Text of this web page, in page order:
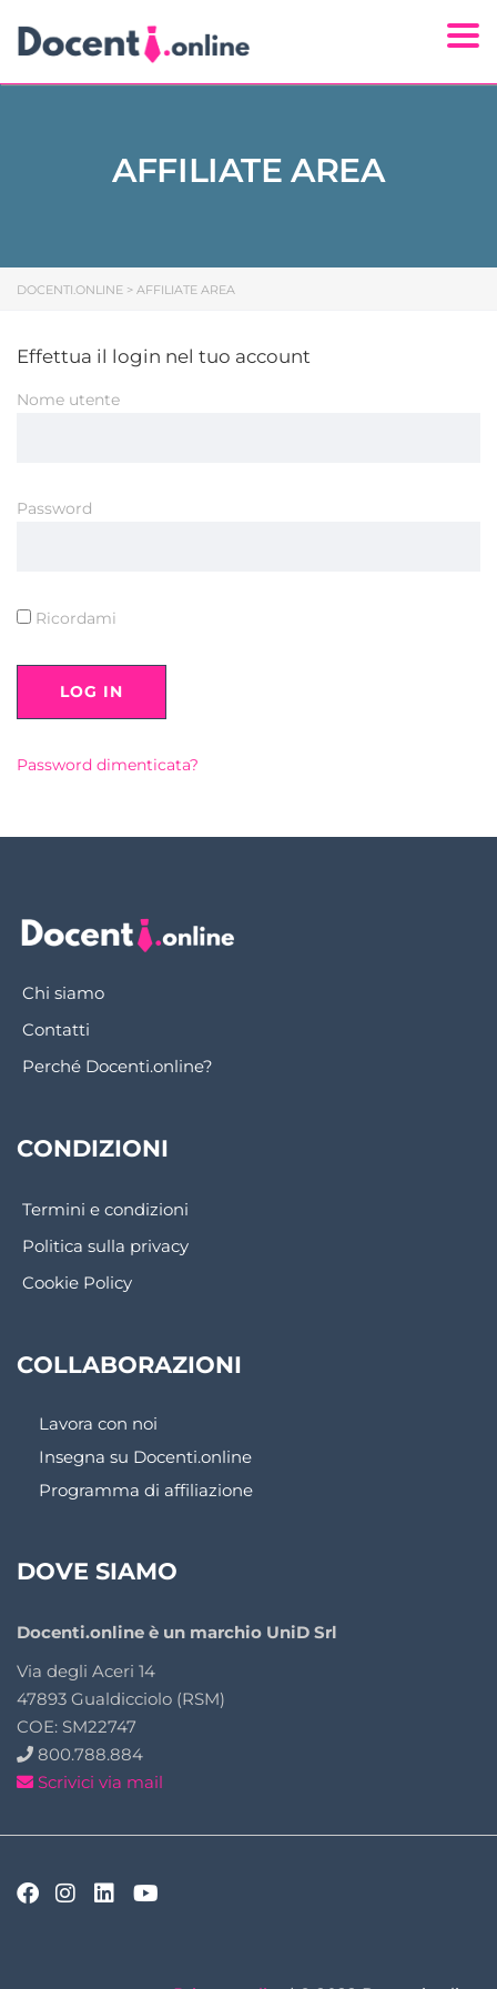
AFFILIATE AREA
DOCENTI.ONLINE > AFFILIATE AREA
Effettua il login nel tuo account
Nome utente
Password
Ricordami
Password dimenticata?
Chi siamo
Contatti
Perché Docenti.online?
CONDIZIONI
Termini e condizioni
Politica sulla privacy
Cookie Policy
COLLABORAZIONI
Lavora con noi
Insegna su Docenti.online
Programma di affiliazione
DOVE SIAMO
Docenti.online è un marchio UniD Srl
Via degli Aceri 14
47893 Gualdicciolo (RSM)
COE: SM22747
800.788.884
Scrivici via mail